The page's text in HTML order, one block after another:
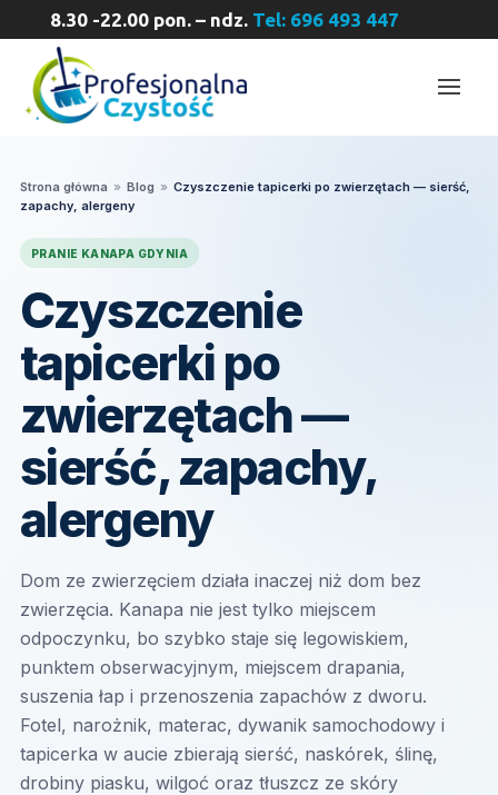
8.30 -22.00 pon. – ndz. Tel: 696 493 447
Strona główna » Blog » Czyszczenie tapicerki po zwierzętach — sierść,
zapachy, alergeny
PRANIE KANAPA GDYNIA
Czyszczenie
tapicerki po
zwierzętach —
sierść, zapachy,
alergeny
Dom ze zwierzęciem działa inaczej niż dom bez
zwierzęcia. Kanapa nie jest tylko miejscem
odpoczynku, bo szybko staje się legowiskiem,
punktem obserwacyjnym, miejscem drapania,
suszenia łap i przenoszenia zapachów z dworu.
Fotel, narożnik, materac, dywanik samochodowy i
tapicerka w aucie zbierają sierść, naskórek, ślinę,
drobiny piasku, wilgoć oraz tłuszcz ze skóry